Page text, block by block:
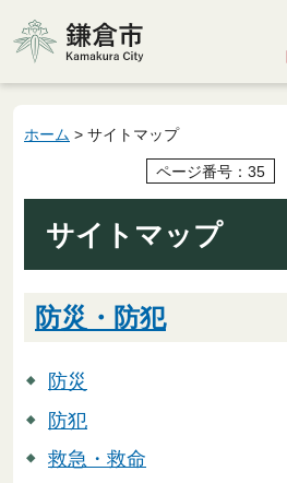
鎌倉市
ホーム > サイトマップ
ページ番号：35
サイトマップ
防災・防犯
防災
防犯
救急・救命